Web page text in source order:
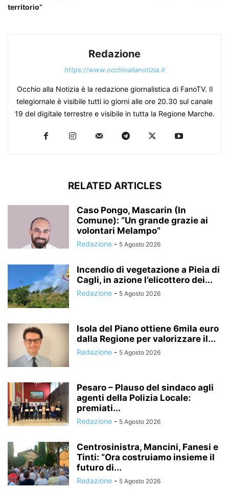
territorio”
Redazione
https://www.occhioallanotizia.it
Occhio alla Notizia è la redazione giornalistica di FanoTV. Il
telegiornale è visibile tutti io giorni alle ore 20.30 sul canale
19 del digitale terrestre e visibile in tutta la Regione Marche.
RELATED ARTICLES
Caso Pongo, Mascarin (In
Comune): “Un grande grazie ai
volontari Melampo”
Redazione - 5 Agosto 2026
Incendio di vegetazione a Pieia di
Cagli, in azione l’elicottero dei...
Redazione - 5 Agosto 2026
Isola del Piano ottiene 6mila euro
dalla Regione per valorizzare il...
Redazione - 5 Agosto 2026
Pesaro – Plauso del sindaco agli
agenti della Polizia Locale:
premiati...
Redazione - 5 Agosto 2026
Centrosinistra, Mancini, Fanesi e
Tinti: “Ora costruiamo insieme il
futuro di...
Redazione - 5 Agosto 2026